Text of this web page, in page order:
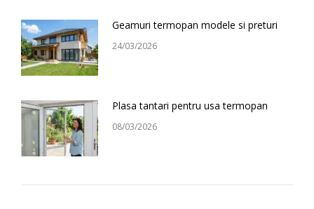
Geamuri termopan modele si preturi
24/03/2026
Plasa tantari pentru usa termopan
08/03/2026